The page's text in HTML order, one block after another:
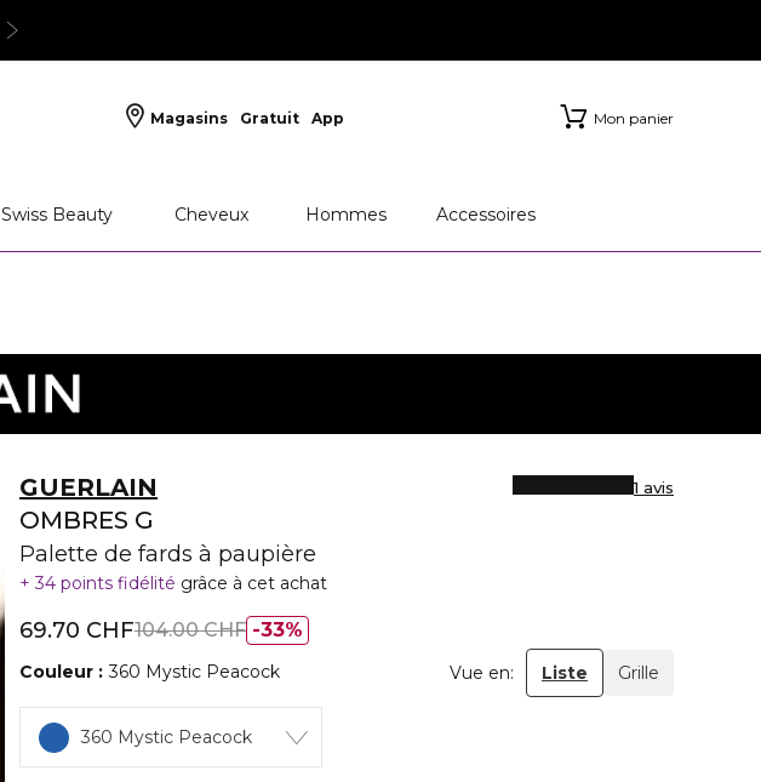
Magasins Gratuit App Mon panier
Swiss Beauty Cheveux Hommes Accessoires
GUERLAIN
OMBRES G
Palette de fards à paupière
1 avis
34 points fidélité grâce à cet achat
33%
69.70 CHF104.00 CHF
Couleur 360 Mystic Peacock Vue en: Liste Grille
360 Mystic Peacock